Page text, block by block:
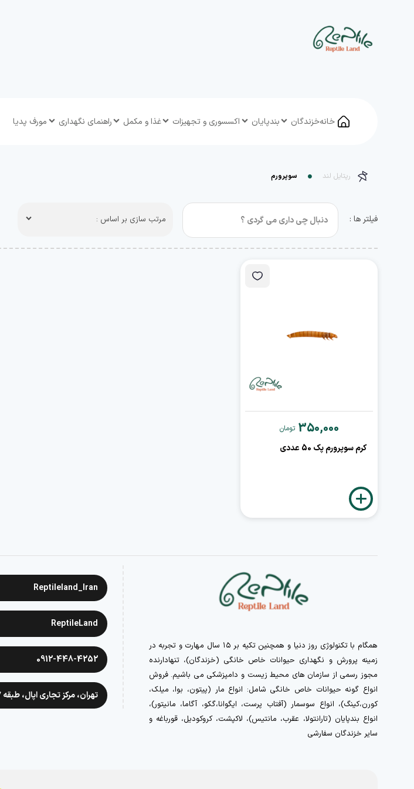
خانهخزندگان بندپایان اکسسوری و تجهیزات غذا و مکمل راهنمای نگهداری مورف پدیا
رپتایل لند سوپرورم
فیلتر ها : مرتب سازی بر اساس :
350,000 تومان
کرم سوپرورم پک 50 عددی
همگام با تکنولوژی روز دنیا و همچنین تکیه بر ۱۵ سال مهارت و تجربه در
زمینه پرورش و نگهداری حیوانات خاص خانگی (خزندگان)، تنهادارنده
مجوز رسمی از سازمان های محیط زیست و دامپزشکی می باشیم. فروش
انواع گونه حیوانات خاص خانگی شامل: انواع مار (پیتون، بوا، میلک،
کورن،کینگ)، انواع سوسمار (آفتاب پرست، ایگوانا،گکو، آگاما، مانیتور)،
انواع بندپایان (تارانتولا، عقرب، مانتیس)، لاکپشت، کروکودیل، قورباغه و
سایر خزندگان سفارشی
Reptileland_Iran
ReptileLand
0912-448-4252
تهران، مرکز تجاری اپال، طبقه ۷